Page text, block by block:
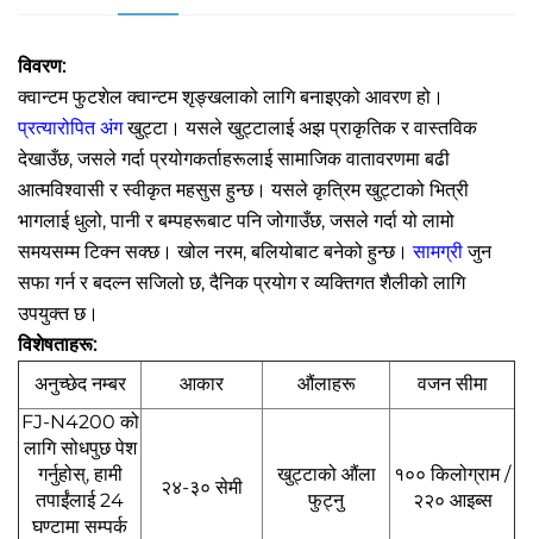
विवरण:
क्वान्टम फुटशेल क्वान्टम शृङ्खलाको लागि बनाइएको आवरण हो।
प्रत्यारोपित अंगखुट्टा। यसले खुट्टालाई अझ प्राकृतिक र वास्तविक
देखाउँछ, जसले गर्दा प्रयोगकर्ताहरूलाई सामाजिक वातावरणमा बढी
आत्मविश्वासी र स्वीकृत महसुस हुन्छ। यसले कृत्रिम खुट्टाको भित्री
भागलाई धुलो, पानी र बम्पहरूबाट पनि जोगाउँछ, जसले गर्दा यो लामो
समयसम्म टिक्न सक्छ। खोल नरम, बलियोबाट बनेको हुन्छ।सामग्रीजुन
सफा गर्न र बदल्न सजिलो छ, दैनिक प्रयोग र व्यक्तिगत शैलीको लागि
उपयुक्त छ।
विशेषताहरू:
अनुच्छेद नम्बर
आकार औंलाहरू
वजन सीमा
FJ-N4200 को
लागि सोधपुछ पेश
गर्नुहोस्, हामी
तपाईंलाई 24
घण्टामा सम्पर्क
२४-३० सेमी
खुट्टाको औंला
फुट्नु
१०० किलोग्राम /
२२० आइब्स